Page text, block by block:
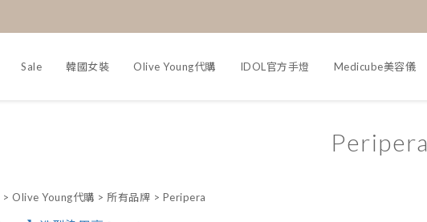
Sale 韓國女裝 Olive Young代購 IDOL官方手燈 Medicube美容儀
Peripera
>Olive Young代購 > 所有品牌 > Peripera